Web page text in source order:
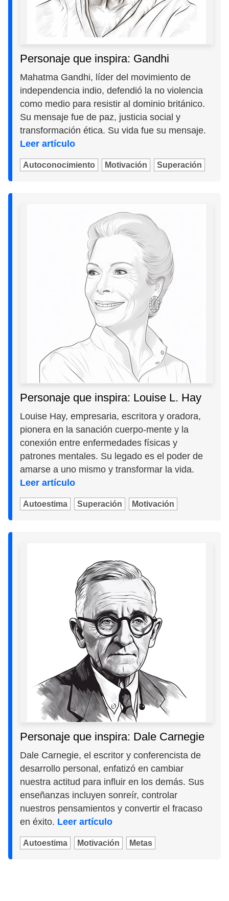
Personaje que inspira: Gandhi
Mahatma Gandhi, líder del movimiento de
independencia indio, defendió la no violencia
como medio para resistir al dominio británico.
Su mensaje fue de paz, justicia social y
transformación ética. Su vida fue su mensaje.
Leer artículo
Autoconocimiento Motivación Superación
Personaje que inspira: Louise L. Hay
Louise Hay, empresaria, escritora y oradora,
pionera en la sanación cuerpo-mente y la
conexión entre enfermedades físicas y
patrones mentales. Su legado es el poder de
amarse a uno mismo y transformar la vida.
Leer artículo
Autoestima Superación Motivación
Personaje que inspira: Dale Carnegie
Dale Carnegie, el escritor y conferencista de
desarrollo personal, enfatizó en cambiar
nuestra actitud para influir en los demás. Sus
enseñanzas incluyen sonreír, controlar
nuestros pensamientos y convertir el fracaso
en éxito. Leer artículo
Autoestima Motivación Metas